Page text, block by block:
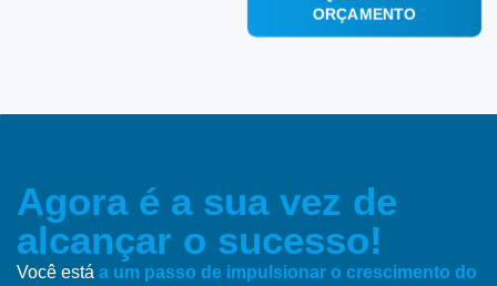
ORÇAMENTO
Agora é a sua vez de
alcançar o sucesso!
Você está a um passo de impulsionar o crescimento do